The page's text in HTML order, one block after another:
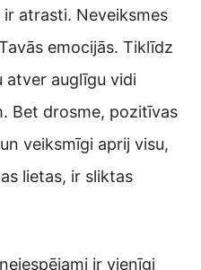
atrasti. Neveiksmes
emocijās. Tiklīdz
atver auglīgu vidi
Bet drosme, pozitīvas
veiksmīgi aprij visu,
lietas, ir sliktas
ir vienīgi